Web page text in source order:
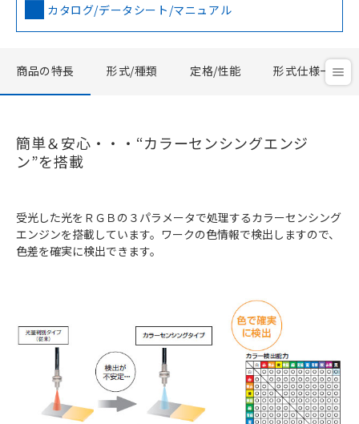
カタログ/データシート/マニュアル
商品の特長 形式/種類 定格/性能 形式仕様一覧
簡単＆安心・・・“カラーセンシングエンジ
ン”を搭載
受光した光をＲＧＢの３パラメータで処理するカラーセンシング
エンジンを搭載しています。ワークの色情報で検出しますので、
色差を確実に検出できます。